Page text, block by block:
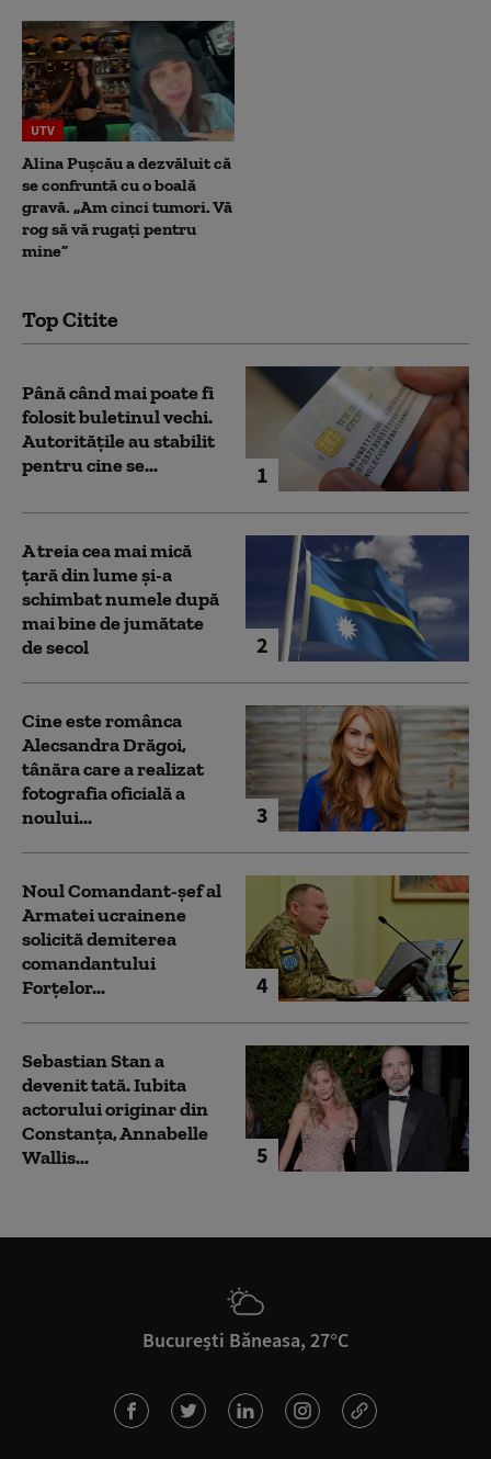
UTV
Alina Pușcău a dezvăluit că
se confruntă cu o boală
gravă. „Am cinci tumori. Vă
rog să vă rugați pentru
mine”
Top Citite
1
Până când mai poate fi
folosit buletinul vechi.
Autoritățile au stabilit
pentru cine se...
2
A treia cea mai mică
țară din lume și-a
schimbat numele după
mai bine de jumătate
de secol
3
Cine este românca
Alecsandra Drăgoi,
tânăra care a realizat
fotografia oficială a
noului...
4
Noul Comandant-șef al
Armatei ucrainene
solicită demiterea
comandantului
Forțelor...
5
Sebastian Stan a
devenit tată. Iubita
actorului originar din
Constanța, Annabelle
Wallis...
București Băneasa, 27°C